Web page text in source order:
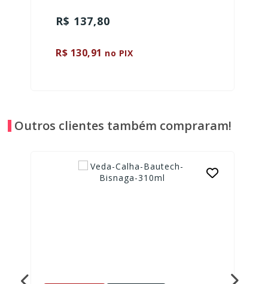
R$ 137,80
R$ 130,91 no PIX
Outros clientes também compraram!